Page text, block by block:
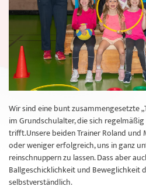
Wir sind eine bunt zusammengesetzte
im Grundschulalter, die sich
trifft.Unsere beiden Trainer Roland und
oder weniger erfolgreich, uns in ganz
reinschnuppern zu lassen. Dass aber
Ballgeschicklichkeit und Beweglichkeit
selbstverständlich.